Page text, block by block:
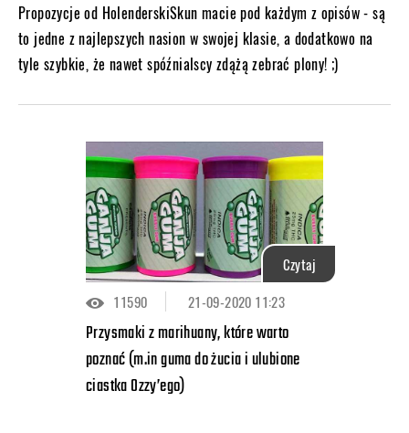
Propozycje od HolenderskiSkun macie pod każdym z opisów - są
to jedne z najlepszych nasion w swojej klasie, a dodatkowo na
tyle szybkie, że nawet spóźnialscy zdążą zebrać plony! ;)
Czytaj
11590
21-09-2020 11:23
Przysmaki z marihuany, które warto
poznać (m.in guma do żucia i ulubione
ciastka Ozzy’ego)